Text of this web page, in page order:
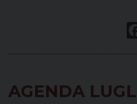
AGENDA